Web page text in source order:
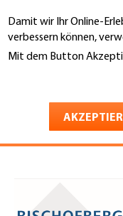
Damit wir Ihr Online-
verbessern können,
Mit dem Button
zum
Inhalt